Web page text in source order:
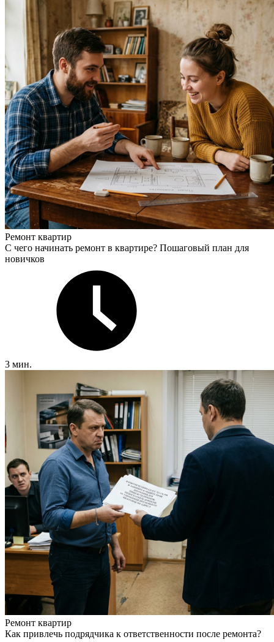
Ремонт квартир
С чего начинать ремонт в квартире? Пошаговый план для
новичков
3 мин.
Ремонт квартир
Как привлечь подрядчика к ответственности после ремонта?